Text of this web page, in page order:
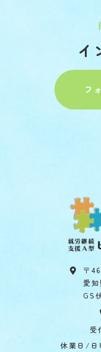
イ
フ
〒
愛
GS
受
休業日/日